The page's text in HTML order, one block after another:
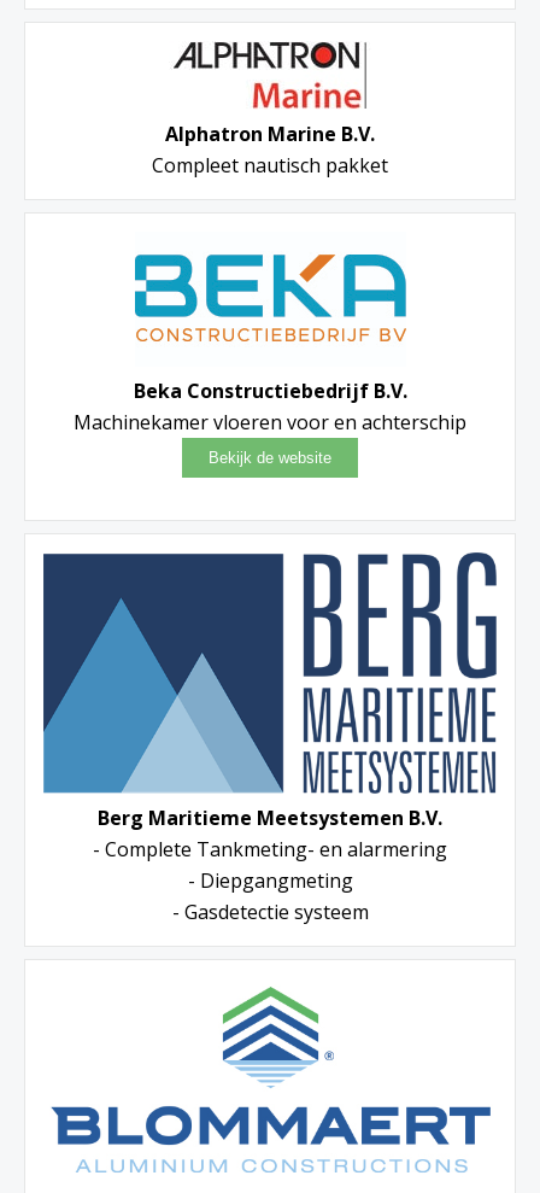
Alphatron Marine B.V.
Compleet nautisch pakket
Beka Constructiebedrijf B.V.
Machinekamer vloeren voor en achterschip
Berg Maritieme Meetsystemen B.V.
- Complete Tankmeting- en alarmering
- Diepgangmeting
- Gasdetectie systeem